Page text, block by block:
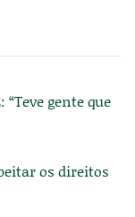
gente que
os direitos